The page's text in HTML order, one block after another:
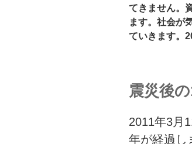
てきません。
ます。社会が
ていきます。
震災後
2011年3月
年が経過し